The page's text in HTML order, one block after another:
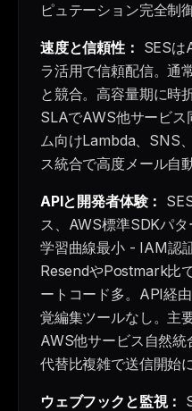
ピュテーション完全制
速度と信頼性： SESは
ラ活用で信頼配信。通
と競合。高容量期に時
SLAでAWS他サービ
ム向けLambda、SNS
ス統合で高度メール自動
APIと開発者体験：
ス、AWS標準SDKパ
学習曲線最小 - IAM認
ResendやPostmark比
ートコード多。API経
覚編集ツールなし。主
AWS他サービス自然
代替比複雑で送信開始
ウェブフックと監視：